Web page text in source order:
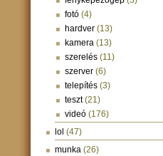
fotó (4)
hardver (13)
kamera (13)
szerelés (11)
szerver (6)
telepítés (3)
teszt(21)
videó (176)
lol (47)
munka (26)